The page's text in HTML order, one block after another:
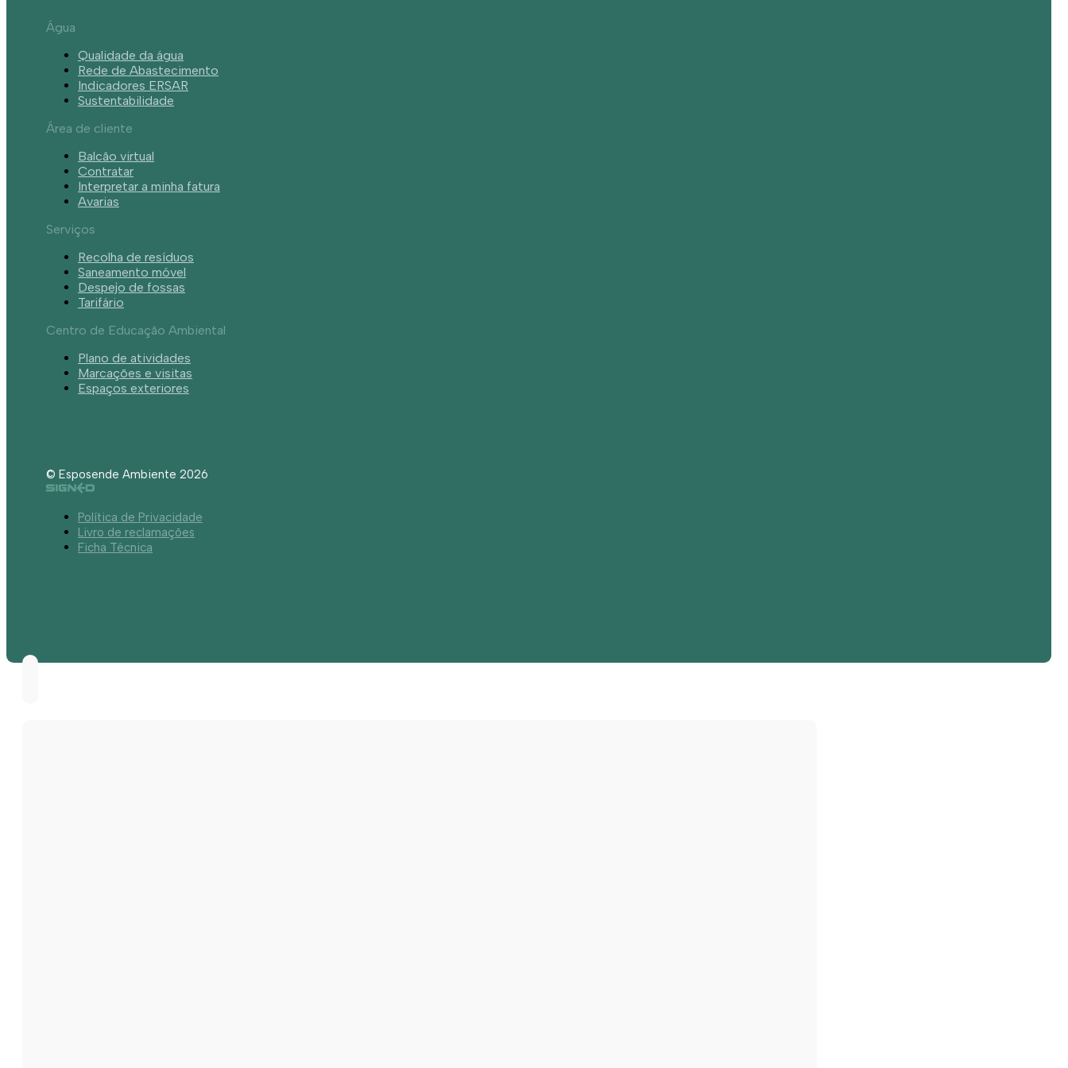
Água
Qualidade da água
Rede de Abastecimento
Indicadores ERSAR
Sustentabilidade
Área de cliente
Balcão virtual
Contratar
Interpretar a minha fatura
Avarias
Serviços
Recolha de resíduos
Saneamento móvel
Despejo de fossas
Tarifário
Centro de Educação Ambiental
Plano de atividades
Marcações e visitas
Espaços exteriores
© Esposende Ambiente 2026
Política de Privacidade
Livro de reclamações
Ficha Técnica